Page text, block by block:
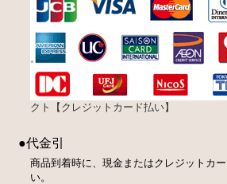
クト【クレジットカード払い】
●代金引
商品到着時に、現金またはクレジットカ
い。